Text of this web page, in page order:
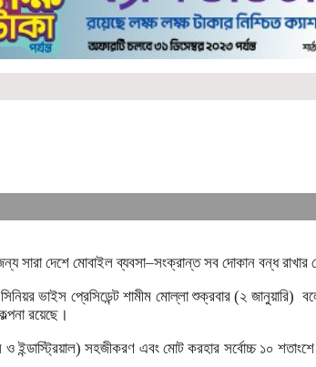
সারা দেশে মোবাইল ব্যবসা–সংক্রান্ত সব দোকান বন্ধ রাখার
সিনিয়র ভাইস প্রেসিডেন্ট শামীম মোল্লা শুক্রবার (২
রয়েছে।
ও ইন্ডাস্ট্রিয়াল) সহজীকরণ এবং মোট করহার সর্বোচ্চ ১০